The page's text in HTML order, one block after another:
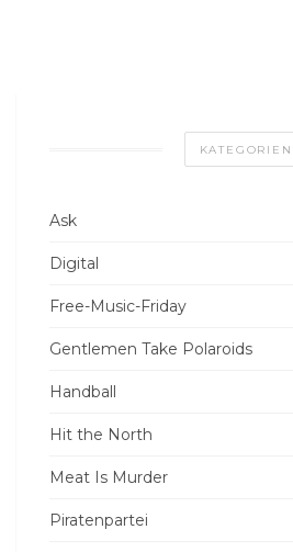
KATEGORIEN
Ask
Digital
Free-Music-Friday
Gentlemen Take Polaroids
Handball
Hit the North
Meat Is Murder
Piratenpartei